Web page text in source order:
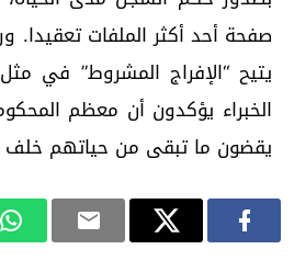
صفحة أحد أكثر الملفات تعقيدا.
يتيح “الإفراج المشروط” في
الخبراء يؤكدون أن معظم
يقضون ما تبقى من حياتهم خلف